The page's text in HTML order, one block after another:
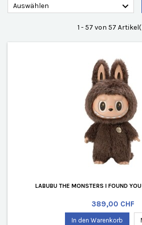
Auswählen 
1 - 57 von 57
LABUBU THE MONSTERS I FOUND
Preis
389,00 CHF
In den Warenkorb